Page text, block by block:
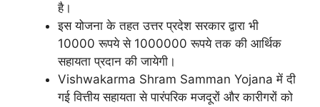
है।
इस योजना के तहत उत्तर प्रदेश सरकार द्वारा भी
10000 रूपये से 1000000 रूपये तक की आर्थिक
सहायता प्रदान की जायेगी।
Vishwakarma Shram Samman Yojana में दी
गई वित्तीय सहायता से पारंपरिक मजदूरों और कारीगरों को